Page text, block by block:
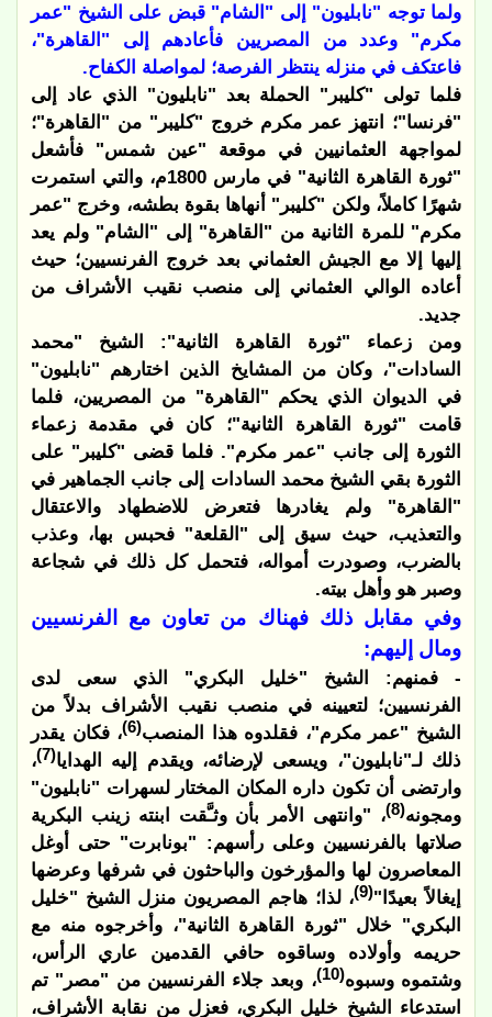
ولما توجه "نابليون" إلى "الشام" قبض على الشيخ "عمر
مكرم" وعدد من المصريين فأعادهم إلى "القاهرة"،
فاعتكف في منزله ينتظر الفرصة؛ لمواصلة الكفاح.
فلما تولى "كليبر" الحملة بعد "نابليون" الذي عاد إلى
"فرنسا"؛ انتهز عمر مكرم خروج "كليبر" من "القاهرة"؛
لمواجهة العثمانيين في موقعة "عين شمس" فأشعل
"ثورة القاهرة الثانية" في مارس 1800م، والتي استمرت
شهرًا كاملاً، ولكن "كليبر" أنهاها بقوة بطشه، وخرج "عمر
مكرم" للمرة الثانية من "القاهرة" إلى "الشام" ولم يعد
إليها إلا مع الجيش العثماني بعد خروج الفرنسيين؛ حيث
أعاده الوالي العثماني إلى منصب نقيب الأشراف من
جديد.
ومن زعماء "ثورة القاهرة الثانية": الشيخ "محمد
السادات"، وكان من المشايخ الذين اختارهم "نابليون"
في الديوان الذي يحكم "القاهرة" من المصريين، فلما
قامت "ثورة القاهرة الثانية"؛ كان في مقدمة زعماء
الثورة إلى جانب "عمر مكرم". فلما قضى "كليبر" على
الثورة بقي الشيخ محمد السادات إلى جانب الجماهير في
"القاهرة" ولم يغادرها فتعرض للاضطهاد والاعتقال
والتعذيب، حيث سيق إلى "القلعة" فحبس بها، وعذب
بالضرب، وصودرت أمواله، فتحمل كل ذلك في شجاعة
وصبر هو وأهل بيته.
وفي مقابل ذلك فهناك من تعاون مع الفرنسيين
ومال إليهم:
- فمنهم: الشيخ "خليل البكري" الذي سعى لدى
الفرنسيين؛ لتعيينه في منصب نقيب الأشراف بدلاً من
الشيخ "عمر مكرم"، فقلدوه هذا المنصب(6)
، فكان يقدر
ذلك لـ"نابليون"، ويسعى لإرضائه، ويقدم إليه الهدايا(7)
،
وارتضى أن تكون داره المكان المختار لسهرات "نابليون"
ومجونه(8)
، "وانتهى الأمر بأن وثـَّقت ابنته زينب البكرية
صلاتها بالفرنسيين وعلى رأسهم: "بونابرت" حتى أوغل
المعاصرون لها والمؤرخون والباحثون في شرفها وعرضها
إيغالاً بعيدًا"(9)
، لذا؛ هاجم المصريون منزل الشيخ "خليل
البكري" خلال "ثورة القاهرة الثانية"، وأخرجوه منه مع
حريمه وأولاده وساقوه حافي القدمين عاري الرأس،
وشتموه وسبوه(10)
، وبعد جلاء الفرنسيين من "مصر" تم
استدعاء الشيخ خليل البكري، فعزل من نقابة الأشراف،